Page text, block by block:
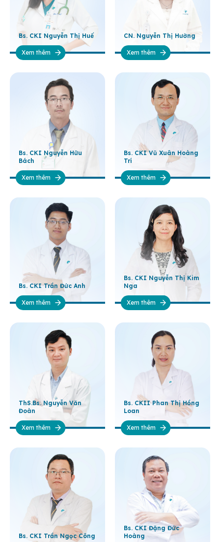
Bs. CKI Nguyễn Thị Huế
Xem thêm
CN. Nguyễn Thị Hường
Xem thêm
Bs. CKI Nguyễn Hữu
Bách
Xem thêm
Bs. CKI Vũ Xuân Hoàng
Trí
Xem thêm
Bs. CKI Trần Đức Anh
Xem thêm
Bs. CKI Nguyễn Thị Kim
Nga
Xem thêm
ThS.Bs. Nguyễn Văn
Đoàn
Xem thêm
Bs. CKII Phan Thị Hồng
Loan
Xem thêm
Bs. CKI Trần Ngọc Công
Bs. CKI Đặng Đức
Hoàng